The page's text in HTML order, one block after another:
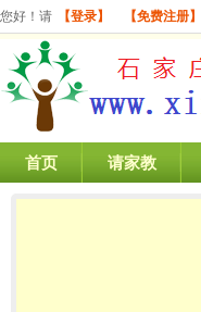
您好！请 【登录】 【免费注册】
首页 请家教